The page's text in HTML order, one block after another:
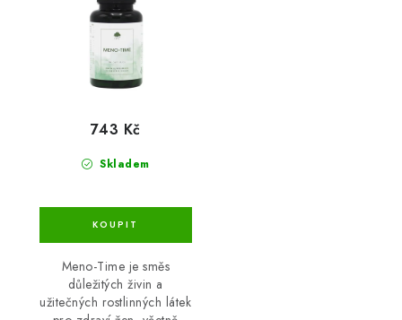
Skladem
743 Kč
Meno-Time je směs
důležitých živin a
užitečných rostlinných látek